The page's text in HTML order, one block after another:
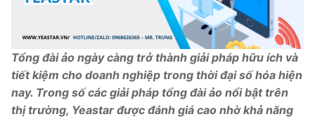
IPPBX FOR LARGE ENTERPRISES
Tổng đài Yeastar K2
VOIP GATEWAY
FXS VoIP Gateway
Tổng đài ảo ngày càng trở thành giải pháp hữu ích và
tiết kiệm cho doanh nghiệp trong thời đại số hóa hiện
nay. Trong số các giải pháp tổng đài ảo nổi bật trên
thị trường, Yeastar được đánh giá cao nhờ khả năng